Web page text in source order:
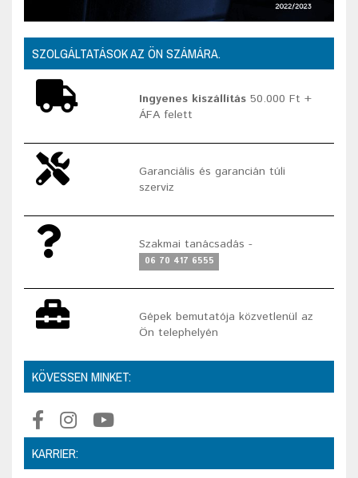
SZOLGÁLTATÁSOK AZ ÖN SZÁMÁRA.
Ingyenes kiszállítás 50.000 Ft +
ÁFA felett
Garanciális és garancián túli
szerviz
Szakmai tanácsadás -
06 70 417 6555
Gépek bemutatója közvetlenül az
Ön telephelyén
KÖVESSEN MINKET:
KARRIER: